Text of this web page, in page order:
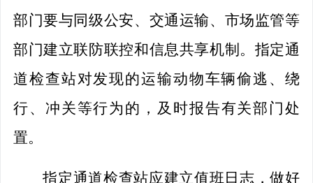
部门要与同级公安、交通运输、市场监管等
部门建立联防联控和信息共享机制。 指定通
道检查站对发现的运输动物车辆偷逃、绕
行、 冲关等行为 的 ，及时报告有关部门处
置。
指定通道检查站应建立值班日志，做好